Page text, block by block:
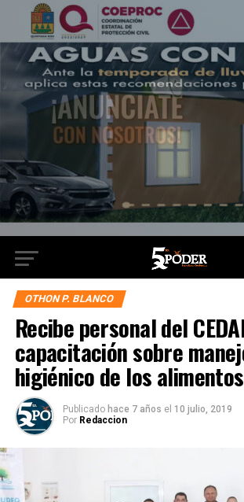
OTHON P. BLANCO
Recibe personal del
capacitación sobre
higiénico de los alimentos
Publicado hace 7 años el 10 julio, 2019
Por Redaccion